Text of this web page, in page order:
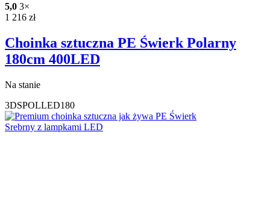
5,0 3×
1 216 zł
Choinka sztuczna PE Świerk Polarny
180cm 400LED
Na stanie
3DSPOLLED180